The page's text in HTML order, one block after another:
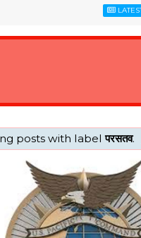
LATEST
posts with labelपरसतव.